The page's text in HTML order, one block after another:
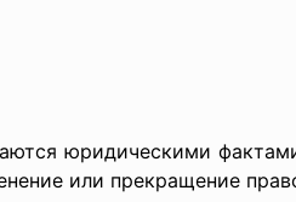
юридическими
или прекращение